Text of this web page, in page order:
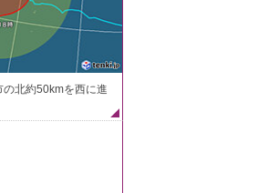
北約50kmを西に進